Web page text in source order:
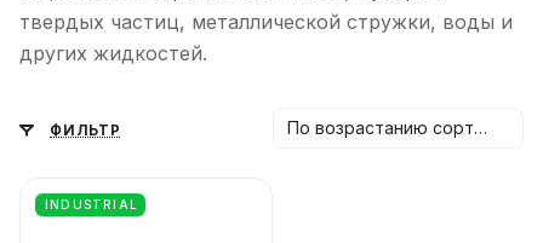
твердых частиц, металлической стружки, воды и
других жидкостей.
ФИЛЬТР По возрастанию сортировки
INDUSTRIAL